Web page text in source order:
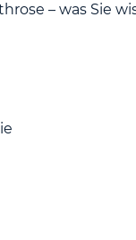
– was Sie